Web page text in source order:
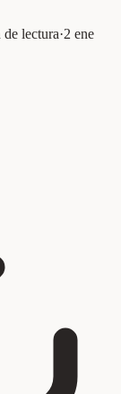
de lectura·2 ene